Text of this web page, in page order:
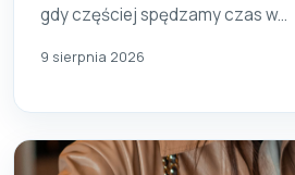
gdy częściej spędzamy czas w...
9 sierpnia 2026